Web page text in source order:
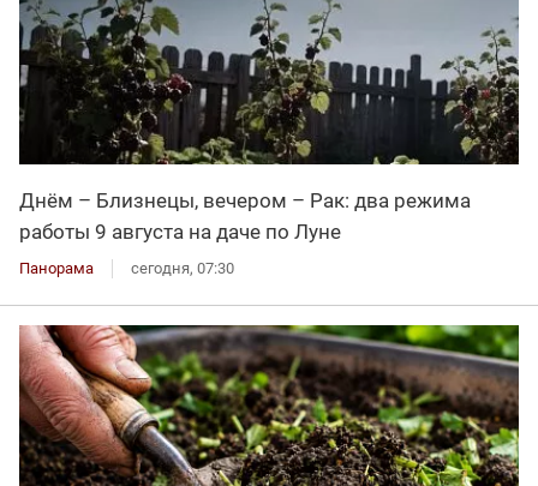
Днём – Близнецы, вечером – Рак: два режима
работы 9 августа на даче по Луне
Панорама сегодня, 07:30